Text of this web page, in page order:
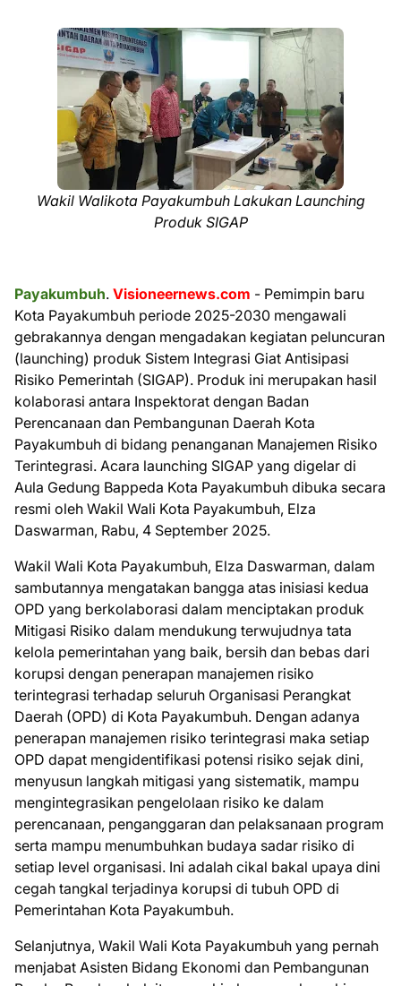
Wakil Walikota Payakumbuh Lakukan Launching
Produk SIGAP
Payakumbuh. Visioneernews.com - Pemimpin baru
Kota Payakumbuh periode 2025-2030 mengawali
gebrakannya dengan mengadakan kegiatan peluncuran
(launching) produk Sistem Integrasi Giat Antisipasi
Risiko Pemerintah (SIGAP). Produk ini merupakan hasil
kolaborasi antara Inspektorat dengan Badan
Perencanaan dan Pembangunan Daerah Kota
Payakumbuh di bidang penanganan Manajemen Risiko
Terintegrasi. Acara launching SIGAP yang digelar di
Aula Gedung Bappeda Kota Payakumbuh dibuka secara
resmi oleh Wakil Wali Kota Payakumbuh, Elza
Daswarman, Rabu, 4 September 2025.
Wakil Wali Kota Payakumbuh, Elza Daswarman, dalam
sambutannya mengatakan bangga atas inisiasi kedua
OPD yang berkolaborasi dalam menciptakan produk
Mitigasi Risiko dalam mendukung terwujudnya tata
kelola pemerintahan yang baik, bersih dan bebas dari
korupsi dengan penerapan manajemen risiko
terintegrasi terhadap seluruh Organisasi Perangkat
Daerah (OPD) di Kota Payakumbuh. Dengan adanya
penerapan manajemen risiko terintegrasi maka setiap
OPD dapat mengidentifikasi potensi risiko sejak dini,
menyusun langkah mitigasi yang sistematik, mampu
mengintegrasikan pengelolaan risiko ke dalam
perencanaan, penganggaran dan pelaksanaan program
serta mampu menumbuhkan budaya sadar risiko di
setiap level organisasi. Ini adalah cikal bakal upaya dini
cegah tangkal terjadinya korupsi di tubuh OPD di
Pemerintahan Kota Payakumbuh.
Selanjutnya, Wakil Wali Kota Payakumbuh yang pernah
menjabat Asisten Bidang Ekonomi dan Pembangunan